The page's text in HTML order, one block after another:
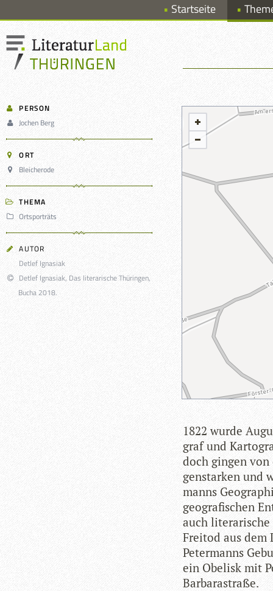
Startseite
PERSON
Jochen Berg
ORT
Bleicherode
THEMA
Ortsporträts
AUTOR
Detlef Ignasiak
Detlef Ignasiak, Das literarische Thüringen,
Bucha 2018.
1822 wurde
graf und
doch gin­gen
gen­star­ken und
manns
geo­gra­fi­schen
auch lite­ra­ri­sche
Frei­tod aus dem
Peter­manns
ein Obe­lisk mit
Barbarastraße.